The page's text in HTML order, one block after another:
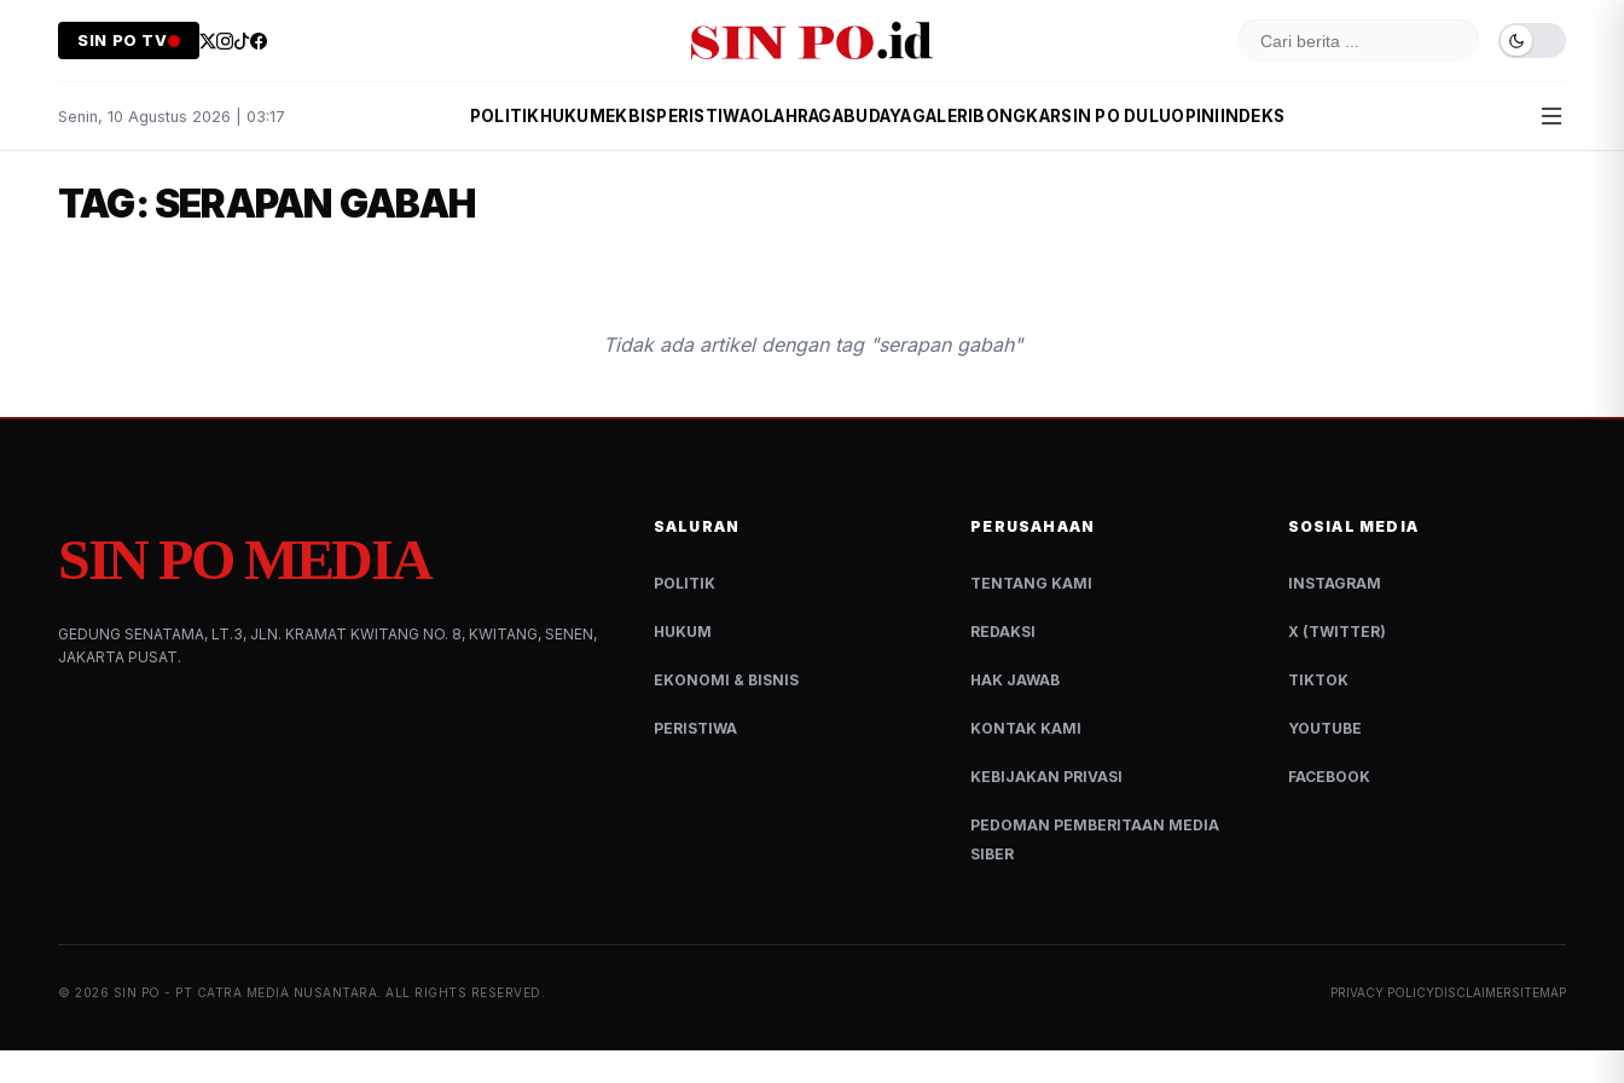
SIN PO TV
Senin, 10 Agustus 2026 | 03:17 POLITIK HUKUM EKBIS PERISTIWAOLAHRAGABUDAYAGALERI BONGKARSIN PO DULUOPINI INDEKS
TAG: SERAPAN GABAH
Tidak ada artikel dengan tag "serapan gabah"
SIN PO MEDIA
GEDUNG SENATAMA, LT.3, JLN. KRAMAT KWITANG NO. 8, KWITANG, SENEN,
JAKARTA PUSAT.
SALURAN
POLITIK
HUKUM
EKONOMI & BISNIS
PERISTIWA
PERUSAHAAN
TENTANG KAMI
REDAKSI
HAK JAWAB
KONTAK KAMI
KEBIJAKAN PRIVASI
PEDOMAN PEMBERITAAN MEDIA
SIBER
SOSIAL MEDIA
INSTAGRAM
X (TWITTER)
TIKTOK
YOUTUBE
FACEBOOK
© 2026 SIN PO - PT CATRA MEDIA NUSANTARA. ALL RIGHTS RESERVED. PRIVACY POLICYDISCLAIMERSITEMAP